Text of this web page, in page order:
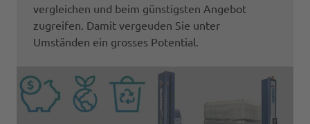
vergleichen und beim günstigsten Angebot
zugreifen. Damit vergeuden Sie unter
Umständen ein grosses Potential.